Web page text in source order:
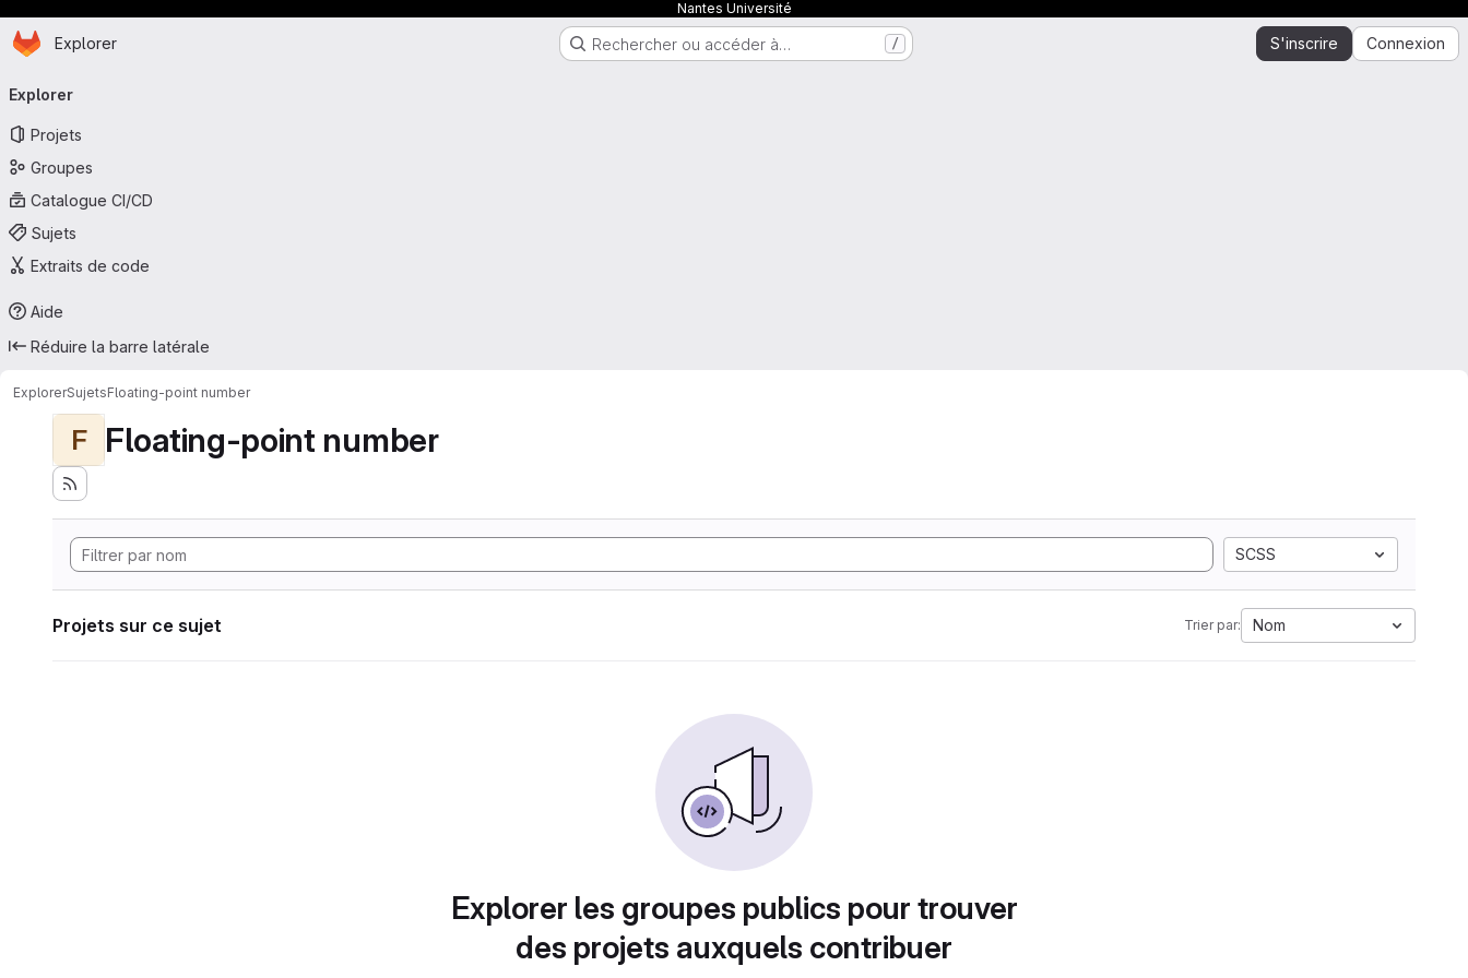
Nantes Université
Passer au contenu principal
Page d'accueil
Explorer Rechercher ou accéder à… / S'inscrire Connexion
principale
Explorer
Projets
Groupes
Catalogue CI/CD
Sujets
Extraits de code
Aide
Réduire la barre latérale
ExplorerSujetsFloating-point number
F Floating-point number
SCSS
Projets sur ce sujet Trier par: Nom
Explorer les groupes publics pour trouver
des projets auxquels contribuer